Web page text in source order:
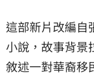
這部新片改編自
小說，故事背景
敘述一對華裔移